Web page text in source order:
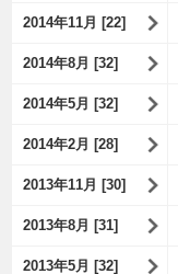
2014年11月 [22]
2014年8月 [32]
2014年5月 [32]
2014年2月 [28]
2013年11月 [30]
2013年8月 [31]
2013年5月 [32]